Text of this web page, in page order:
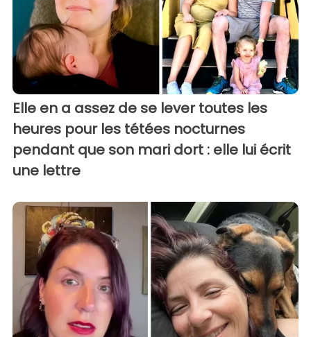
Elle en a assez de se lever toutes les
heures pour les tétées nocturnes
pendant que son mari dort : elle lui écrit
une lettre